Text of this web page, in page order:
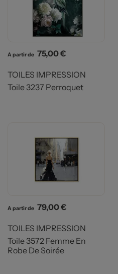
A partir de Prix
75,00 €
TOILES IMPRESSION
Toile 3237 Perroquet
A partir de Prix
79,00 €
TOILES IMPRESSION
Toile 3572 Femme En
Robe De Soirée